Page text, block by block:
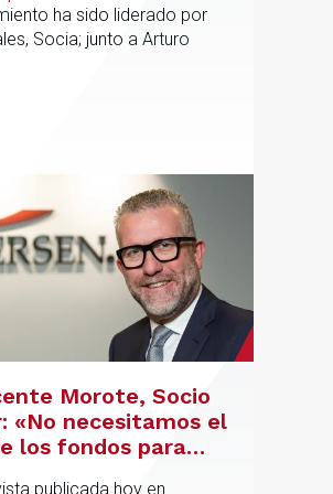
ha sido liderado por
Socia; junto a Arturo
Morote, Socio
«No necesitamos el
los fondos para
nuestro
publicada hoy en